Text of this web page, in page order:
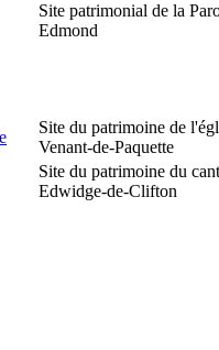
Site patrimonial de la
Edmond
Site du patrimoine de
Venant-de-Paquette
Site du patrimoine du
Edwidge-de-Clifton